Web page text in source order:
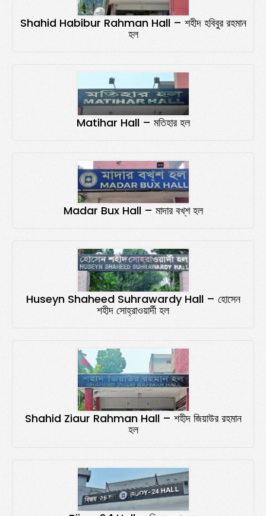
Shahid Habibur Rahman Hall – শহীদ হবিবুর রহমান
হল
Matihar Hall – মতিহার হল
Madar Bux Hall – মাদার বখ্‌শ হল
Huseyn Shaheed Suhrawardy Hall – হোসেন
শহীদ সোহ্‌রাওয়ার্দী হল
Shahid Ziaur Rahman Hall – শহীদ জিয়াউর রহমান
হল